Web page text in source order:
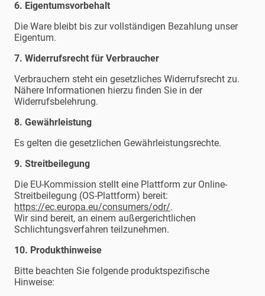
6. Eigentumsvorbehalt
Die Ware bleibt bis zur vollständigen Bezahlung unser
Eigentum.
7. Widerrufsrecht für Verbraucher
Verbrauchern steht ein gesetzliches Widerrufsrecht zu.
Nähere Informationen hierzu finden Sie in der
Widerrufsbelehrung.
8. Gewährleistung
Es gelten die gesetzlichen Gewährleistungsrechte.
9. Streitbeilegung
Die EU-Kommission stellt eine Plattform zur Online-
Streitbeilegung (OS-Plattform) bereit:
https://ec.europa.eu/consumers/odr/.
Wir sind bereit, an einem außergerichtlichen
Schlichtungsverfahren teilzunehmen.
10. Produkthinweise
Bitte beachten Sie folgende produktspezifische
Hinweise: